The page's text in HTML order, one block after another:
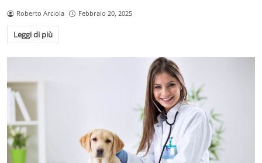
Roberto Arciola Febbraio 20, 2025
Leggi di più